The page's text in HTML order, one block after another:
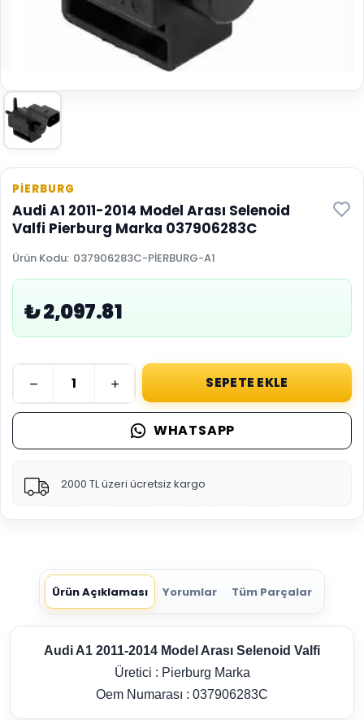
PİERBURG
Audi A1 2011-2014 Model Arası Selenoid
Valfi Pierburg Marka 037906283C
Ürün Kodu: 037906283C-PİERBURG-A1
₺ 2,097.81
SEPETE EKLE
WHATSAPP
2000 TL üzeri ücretsiz kargo
Ürün Açıklaması Yorumlar Tüm Parçalar
Audi A1 2011-2014 Model Arası Selenoid Valfi
Üretici : Pierburg Marka
Oem Numarası : 037906283C